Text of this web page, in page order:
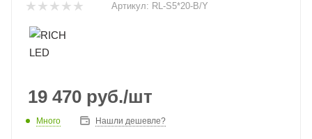
Артикул: RL-S5*20-B/Y
19 470 руб./шт
Много Нашли дешевле?